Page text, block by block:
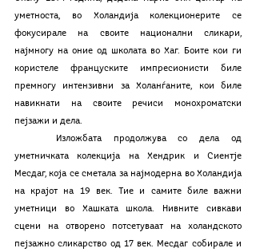
уметноста, во Холандија колекционерите се
фокусирале на своите национални сликари,
најмногу на оние од школата во Хаг. Боите кои ги
користеле француските импресионисти биле
премногу интензивни за Холанѓаните, кои биле
навикнати на своите речиси монохроматски
пејзажи и дела.
уметничката колекција на Хендрик и Сиентје
Месдаг, која се сметала за најмодерна во Холандија
на крајот на 19 век. Тие и самите биле важни
уметници во Хашката школа. Нивните сивкави
сцени на отворено потсетуваат на холандското
пејзажно сликарство од 17 век. Месдаг собирале и